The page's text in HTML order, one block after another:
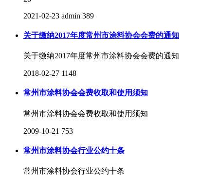
2021-02-23 admin 389
关于缴纳2017年度常州市涂料协会会费的通知
关于缴纳2017年度常州市涂料协会会费的通知
2018-02-27 1148
常州市涂料协会会费收取和使用须知
常州市涂料协会会费收取和使用须知
2009-10-21 753
常州市涂料协会行业公约十条
常州市涂料协会行业公约十条